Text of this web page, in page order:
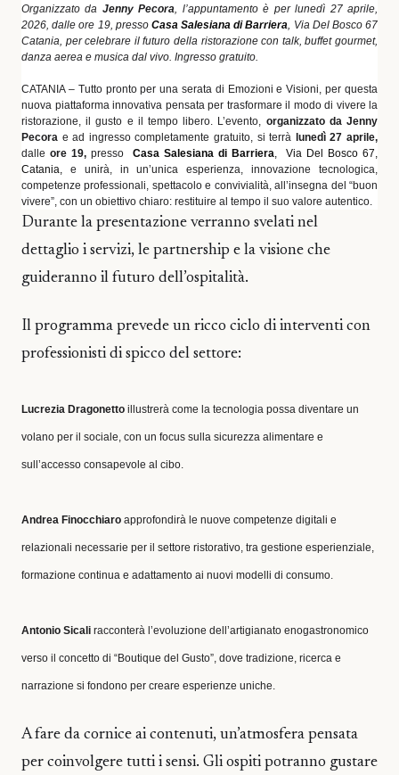
Organizzato da Jenny Pecora, l’appuntamento è per lunedì 27 aprile,
2026, dalle ore 19, presso Casa Salesiana di Barriera, Via Del Bosco 67
Catania, per celebrare il futuro della ristorazione con talk, buffet gourmet,
danza aerea e musica dal vivo. Ingresso gratuito.
CATANIA – Tutto pronto per una serata di Emozioni e Visioni, per questa
nuova piattaforma innovativa pensata per trasformare il modo di vivere la
ristorazione, il gusto e il tempo libero. L’evento, organizzato da Jenny
Pecora e ad ingresso completamente gratuito, si terrà lunedì 27 aprile,
dalle ore 19, presso Casa Salesiana di Barriera,
Via Del Bosco 67,
Catania, e unirà, in un’unica esperienza, innovazione tecnologica,
competenze professionali, spettacolo e convivialità, all’insegna del “buon
vivere”, con un obiettivo chiaro: restituire al tempo il suo valore autentico.
Durante la presentazione verranno svelati nel
dettaglio i servizi, le partnership e la visione che
guideranno il futuro dell’ospitalità.
Il programma prevede un ricco ciclo di interventi con
professionisti di spicco del settore:
Lucrezia Dragonetto illustrerà come la tecnologia possa diventare un
volano per il sociale, con un focus sulla sicurezza alimentare e
sull’accesso consapevole al cibo.
Andrea Finocchiaro approfondirà le nuove competenze digitali e
relazionali necessarie per il settore ristorativo, tra gestione esperienziale,
formazione continua e adattamento ai nuovi modelli di consumo.
Antonio Sicali racconterà l’evoluzione dell’artigianato enogastronomico
verso il concetto di “Boutique del Gusto”, dove tradizione, ricerca e
narrazione si fondono per creare esperienze uniche.
A fare da cornice ai contenuti, un’atmosfera pensata
per coinvolgere tutti i sensi. Gli ospiti potranno gustare